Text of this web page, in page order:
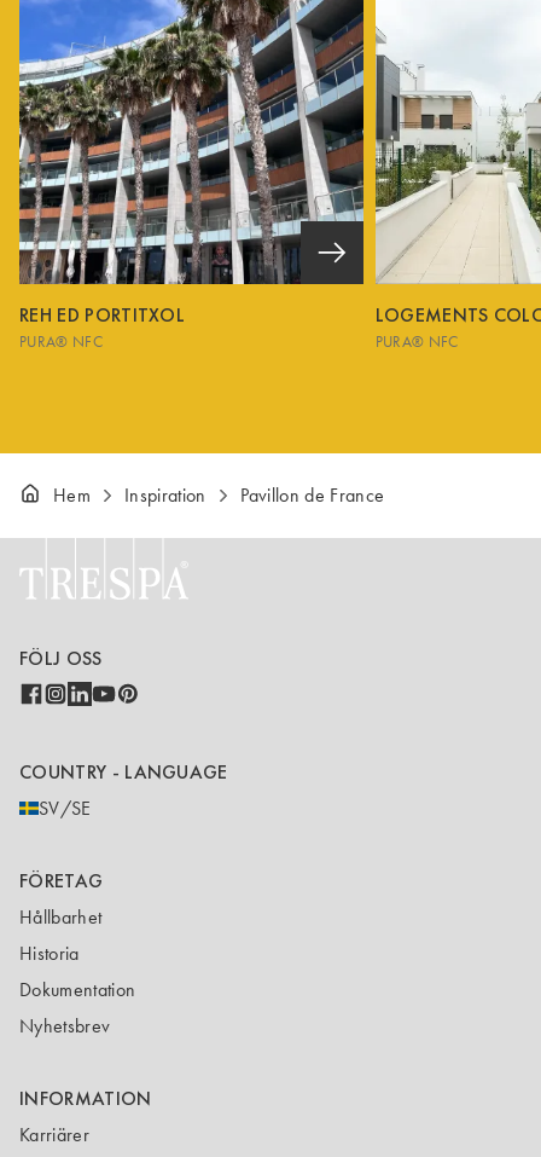
REH ED PORTITXOL
PURA® NFC
LOGEMENTS
PURA® NFC
Hem Inspiration Pavillon de France
FÖLJ OSS
COUNTRY - LANGUAGE
SV/SE
FÖRETAG
Hållbarhet
Historia
Dokumentation
Nyhetsbrev
INFORMATION
Karriärer